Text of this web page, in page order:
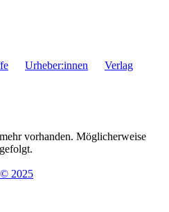
Urheber:innen Verlag
vorhanden. Möglicherweise
© 2025